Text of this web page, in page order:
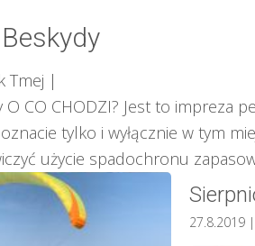
Tmej |
O CO CHODZI? Jest to impreza
tylko i wyłącznie w tym
użycie spadochronu
27.8.2019